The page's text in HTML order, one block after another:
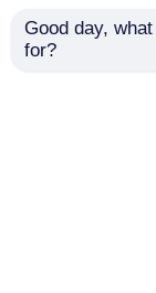
Good day,
for?